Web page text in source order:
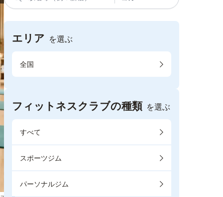
エリア を選ぶ
全国
フィットネスクラブの種類 を選ぶ
すべて
スポーツジム
パーソナルジム